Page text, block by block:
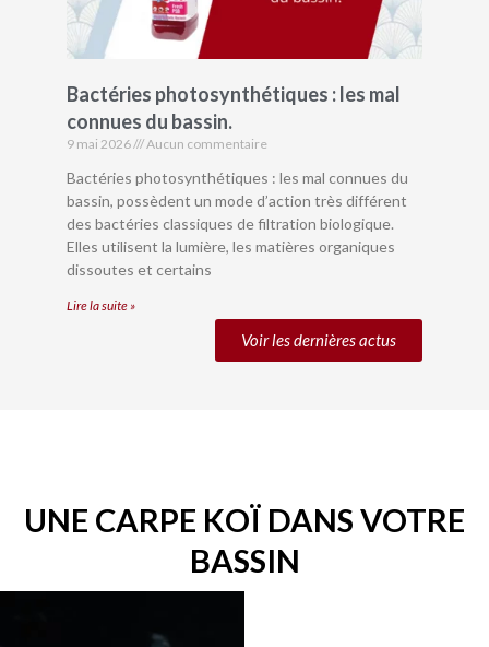
Bactéries photosynthétiques : les mal
connues du bassin.
9 mai 2026 Aucun commentaire
Bactéries photosynthétiques : les mal connues du
bassin, possèdent un mode d’action très différent
des bactéries classiques de filtration biologique.
Elles utilisent la lumière, les matières organiques
dissoutes et certains
Lire la suite »
Voir les dernières actus
UNE CARPE KOÏ DANS VOTRE
BASSIN